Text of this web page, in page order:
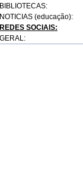
BIBLIOTECAS:
NOTICIAS (educação):
REDES SOCIAIS:
GERAL: